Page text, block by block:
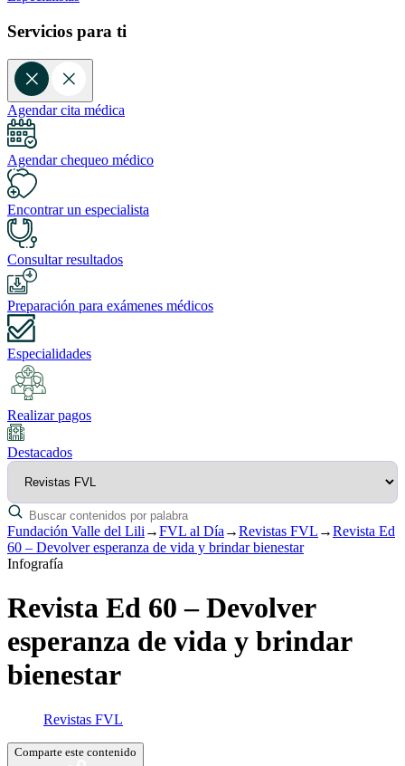
Servicios para ti
Agendar cita médica
Agendar chequeo médico
Encontrar un especialista
Consultar resultados
Preparación para exámenes médicos
Especialidades
Realizar pagos
Destacados
Fundación Valle del Lili →FVL al Día →Revistas FVL →Revista Ed
60 – Devolver esperanza de vida y brindar bienestar
Infografía
Revista Ed 60 – Devolver
esperanza de vida y brindar
bienestar
Revistas FVL
Comparte este contenido